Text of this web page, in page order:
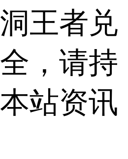
王者兑
，请持
站资讯